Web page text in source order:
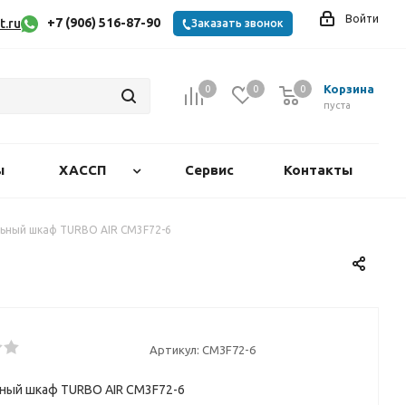
Войти
+7 (906) 516-87-90 Заказать звонок
0 0 Корзина
0
пуста
0
ХАССП Сервис Контакты
шкаф TURBO AIR CM3F72-6
Артикул: CM3F72-6
шкаф TURBO AIR CM3F72-6